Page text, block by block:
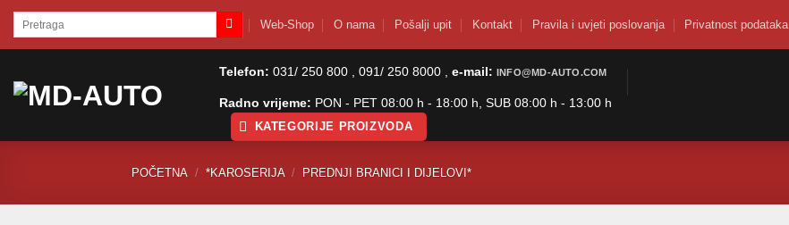
SkipPretraži: Web-Shop O nama Pošalji upit Kontakt Pravila i uvjeti poslovanja Privatnost podataka
Telefon: 031/ 250 800 , 091/ 250 8000 , e-mail: INFO@MD-AUTO.COM
Radno vrijeme: PON - PET 08:00 h - 18:00 h, SUB 08:00 h - 13:00 h
KATEGORIJE PROIZVODA
POČETNA / *KAROSERIJA / PREDNJI BRANICI I DIJELOVI*